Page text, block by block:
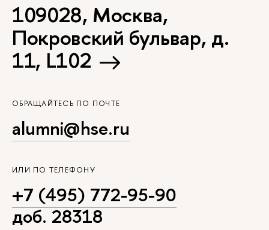
109028, Москва,
Покровский бульвар, д.
11, L102
ОБРАЩАЙТЕСЬ ПО ПОЧТЕ
alumni@hse.ru
ИЛИ ПО ТЕЛЕФОНУ
+7 (495) 772-95-90
доб. 28318